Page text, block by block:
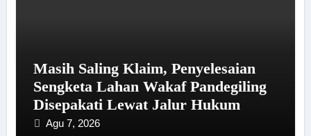
Masih Saling Klaim, Penyelesaian
Sengketa Lahan Wakaf Pandegiling
Disepakati Lewat Jalur Hukum
Agu 7, 2026